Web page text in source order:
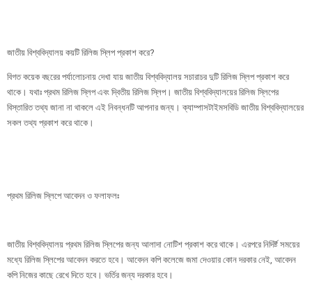
জাতীয় বিশ্ববিদ্যালয় কয়টি রিলিজ স্লিপ প্রকাশ করে?
বিগত কয়েক বছরের পর্যালোচনায় দেখা যায় জাতীয় বিশ্ববিদ্যালয় সচারাচর দুটি রিলিজ স্লিপ প্রকাশ করে
থাকে। যথাঃ প্রথম রিলিজ স্লিপ এবং দ্বিতীয় রিলিজ স্লিপ। জাতীয় বিশ্ববিদ্যালয়ের রিলিজ স্লিপের
বিস্তারিত তথ্য জানা না থাকলে এই নিবন্ধনটি আপনার জন্য। ক্যাম্পাসটাইমসবিডি জাতীয় বিশ্ববিদ্যালয়ের
সকল তথ্য প্রকাশ করে থাকে।
প্রথম রিলিজ স্লিপে আবেদন ও ফলাফলঃ
জাতীয় বিশ্ববিদ্যালয় প্রথম রিলিজ স্লিপের জন্য আলাদা নোটিশ প্রকাশ করে থাকে। এরপরে নিদির্ষ্ট সময়ের
মধ্যে রিলিজ স্লিপের আবেদন করতে হবে। আবেদন কপি কলেজে জমা দেওয়ার কোন দরকার নেই, আবেদন
কপি নিজের কাছে রেখে দিতে হবে। ভর্তির জন্য দরকার হবে।